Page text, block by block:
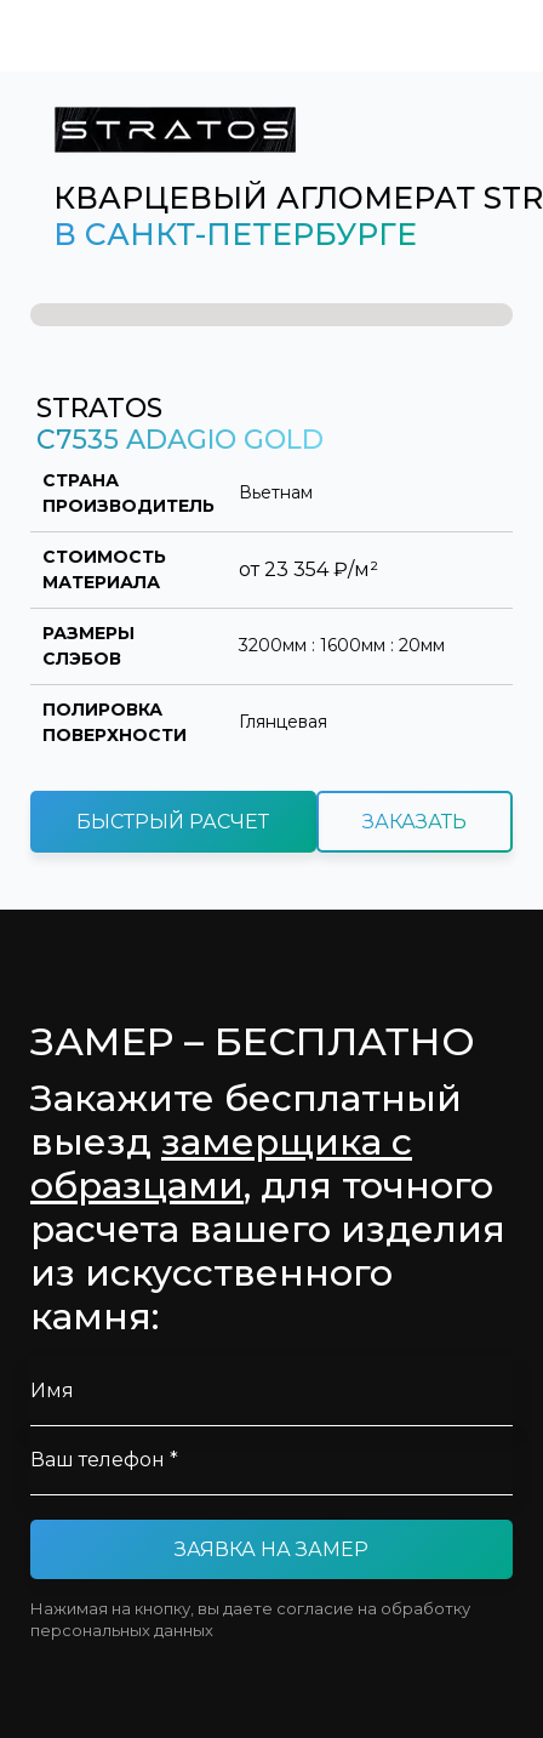
КВАРЦЕВЫЙ АГЛОМЕРАТ
В САНКТ-ПЕТЕРБУРГЕ
STRATOS
C7535 ADAGIO GOLD
СТРАНА
ПРОИЗВОДИТЕЛЬ
Вьетнам
СТОИМОСТЬ
МАТЕРИАЛА
от23 354₽/м²
РАЗМЕРЫ
СЛЭБОВ
3200мм : 1600мм : 20мм
ПОЛИРОВКА
ПОВЕРХНОСТИ
Глянцевая
БЫСТРЫЙ РАСЧЕТ ЗАКАЗАТЬ
ЗАМЕР – БЕСПЛАТНО
Закажите бесплатный
выезд замерщика с
образцами, для точного
расчета вашего изделия
из искусственного
камня:
Имя
Ваш телефон *
ЗАЯВКА НА ЗАМЕР
Нажимая на кнопку, вы даете согласие на обработку
персональных данных